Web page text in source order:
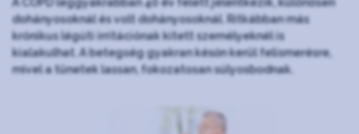
dohányosoknál és volt dohányosoknál. Ritkábban más
krónikus légúti irritációnak kitett személyeknél is
kialakulhat. A betegség gyakran későn kerül felismerésre,
mivel a tünetek lassan, fokozatosan súlyosbodnak.